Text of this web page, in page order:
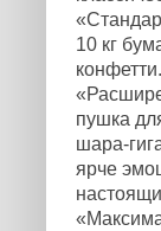
10 кг
пушка
шара-
ярче